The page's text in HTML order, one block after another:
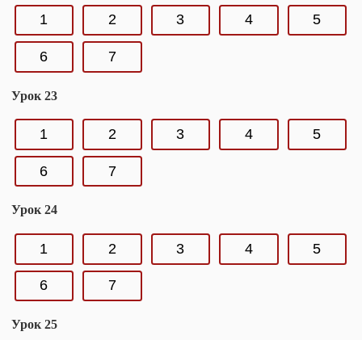
1 2 3 4 5
6 7
Урок 23
1 2 3 4 5
6 7
Урок 24
1 2 3 4 5
6 7
Урок 25